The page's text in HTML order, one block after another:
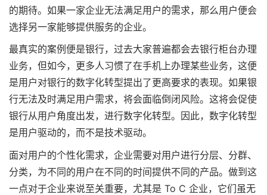
的期待。如果一家企业无法满足用户的需求，那么用户便会
选择另一家能够提供服务的企业。
最真实的案例便是银行，过去大家普遍都会去银行柜台办理
业务，但如今，更多人习惯了在手机上办理某些业务，这便
是用户对银行的数字化转型提出了更高要求的表现。如果银
行无法及时满足用户需求，将会面临倒闭风险。这将会促使
银行从用户角度出发，进行数字化转型。因此，数字化转型
是用户驱动的，而不是技术驱动。
面对用户的个性化需求，企业需要对用户进行分层、分群、
分类，为不同的用户在不同的时间提供不同的产品。做到这
一点对于企业来说至关重要，尤其是 To C 企业，它们虽无